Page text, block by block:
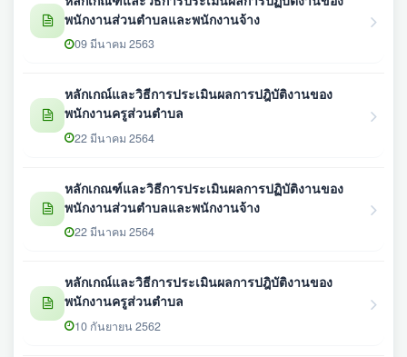
พนักงานส่วนตำบลและพนักงานจ้าง
09 มีนาคม 2563
หลักเกณ์และวิธีการประเมินผลการปฎิบัติงานของ
พนักงานครูส่วนตำบล
22 มีนาคม 2564
หลักเกณฑ์และวิธีการประเมินผลการปฏิบัติงานของ
พนักงานส่วนตำบลและพนักงานจ้าง
22 มีนาคม 2564
หลักเกณ์และวิธีการประเมินผลการปฎิบัติงานของ
พนักงานครูส่วนตำบล
10 กันยายน 2562